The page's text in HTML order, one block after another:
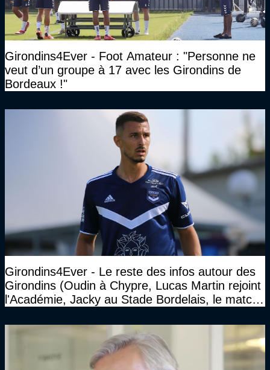
Girondins4Ever - Foot Amateur : "Personne ne
veut d’un groupe à 17 avec les Girondins de
Bordeaux !"
Girondins4Ever - Le reste des infos autour des
Girondins (Oudin à Chypre, Lucas Martin rejoint
l'Académie, Jacky au Stade Bordelais, le match